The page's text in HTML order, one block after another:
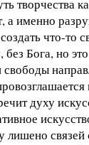
творчества
а именно
что-то
без Бога, но
духу
лишено